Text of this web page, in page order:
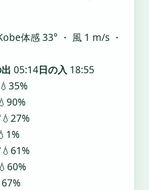
体感 33° ・ 風 1 m/s ・
05:14日の入 18:55
💧35%
💧27%
💧61%
💧60%